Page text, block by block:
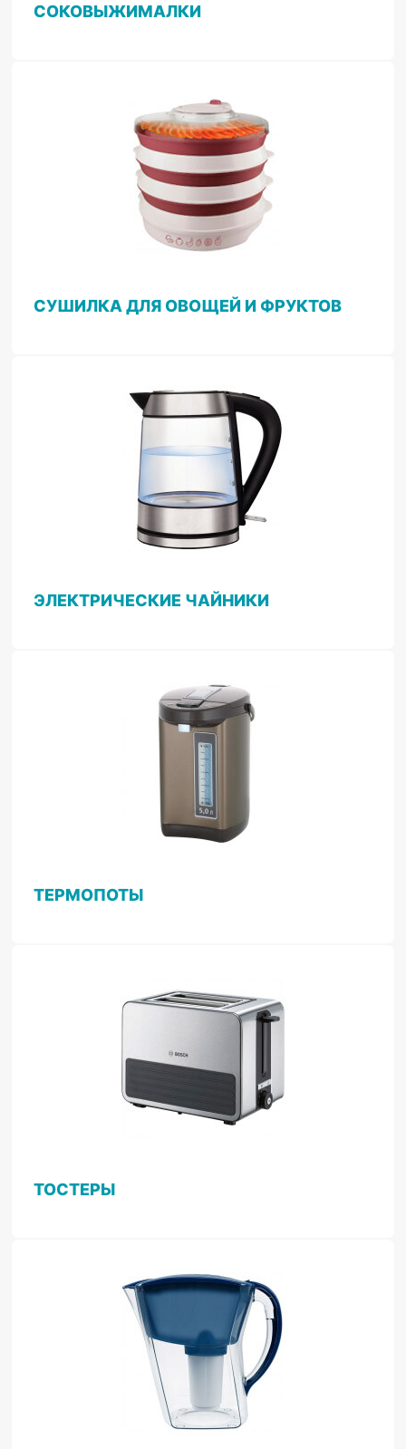
СОКОВЫЖИМАЛКИ
СУШИЛКА ДЛЯ ОВОЩЕЙ И ФРУКТОВ
ЭЛЕКТРИЧЕСКИЕ ЧАЙНИКИ
ТЕРМОПОТЫ
ТОСТЕРЫ